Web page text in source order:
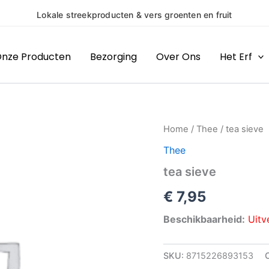
streekproducten & vers groenten en fruit
Producten Bezorging Over Ons Het Erf
Home / Thee / tea sieve
Thee
tea sieve
€ 7,95
Beschikbaarheid:
SKU: 8715226893153